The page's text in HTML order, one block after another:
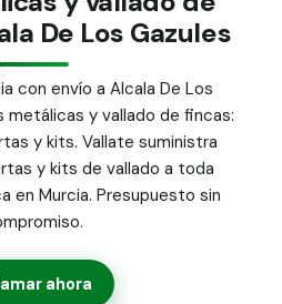
hojas
torsión
galvanizado
g/m² verde
malla H.
De Los Gazules
con envío a Alcala De Los
metálicas y vallado de fincas:
y kits. Vallate suministra
y kits de vallado a toda
en Murcia. Presupuesto sin
ahora